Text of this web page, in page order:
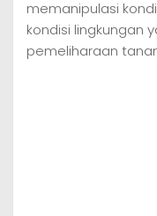
memanipulasi
kondisi lingkungan
pemeliharaan